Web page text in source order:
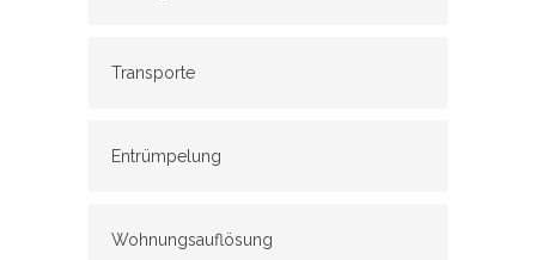
Transporte
Entrümpelung
Wohnungsauflösung